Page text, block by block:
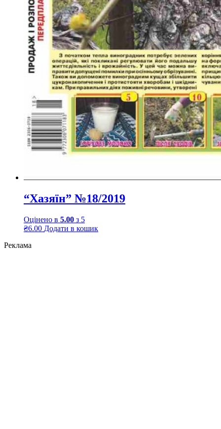
“Хазяїн” №18/2019
Оцінено в 5.00 з 5
₴6.00 Додати в кошик
Реклама